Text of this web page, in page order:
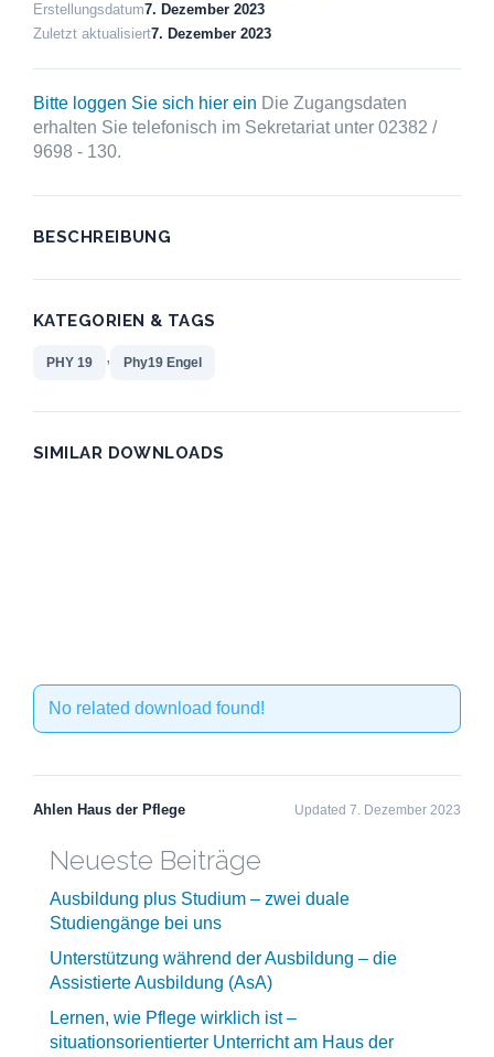
Erstellungsdatum7. Dezember 2023
Zuletzt aktualisiert7. Dezember 2023
Bitte loggen Sie sich hier ein Die Zugangsdaten
erhalten Sie telefonisch im Sekretariat unter 02382 /
9698 - 130.
BESCHREIBUNG
KATEGORIEN & TAGS
PHY 19 , Phy19 Engel
SIMILAR DOWNLOADS
No related download found!
Ahlen Haus der Pflege Updated 7. Dezember 2023
Neueste Beiträge
Ausbildung plus Studium – zwei duale
Studiengänge bei uns
Unterstützung während der Ausbildung – die
Assistierte Ausbildung (AsA)
Lernen, wie Pflege wirklich ist –
situationsorientierter Unterricht am Haus der